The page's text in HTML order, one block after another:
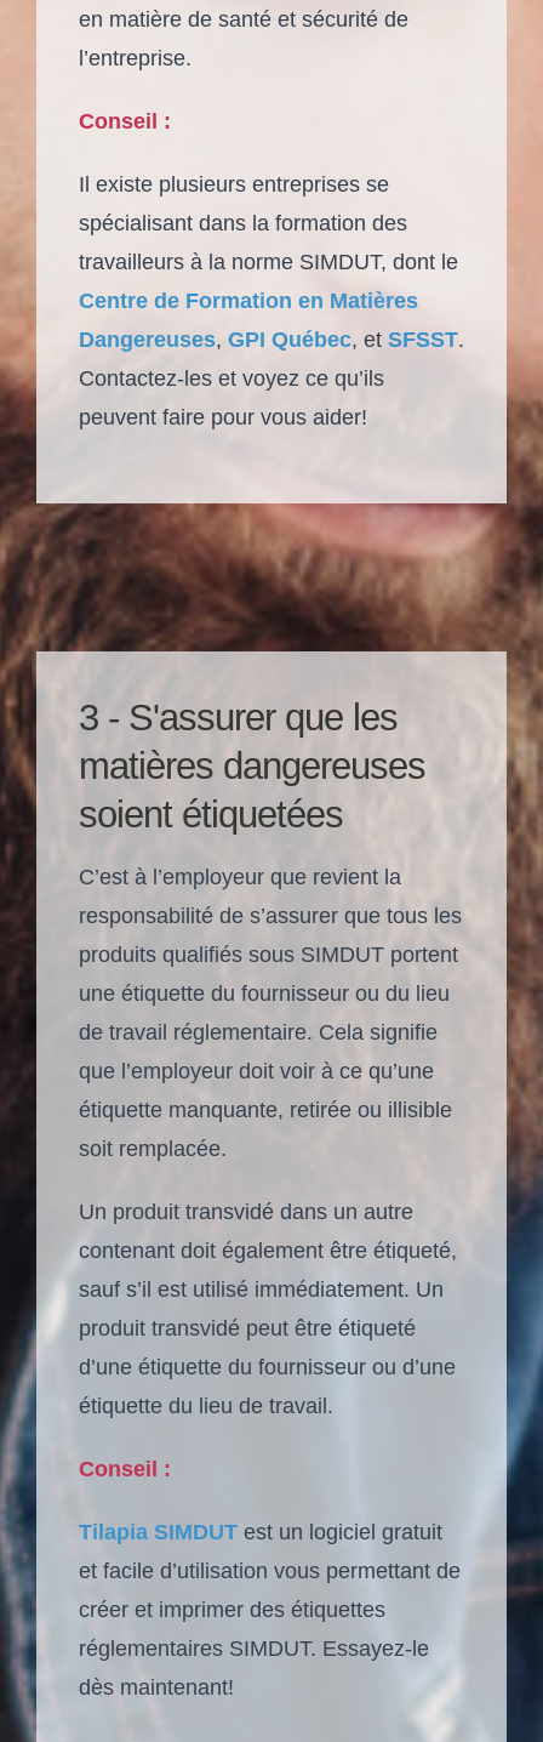
en matière de santé et sécurité de
l’entreprise.
Conseil :
Il existe plusieurs entreprises se
spécialisant dans la formation des
travailleurs à la norme SIMDUT, dont le
Centre de Formation en Matières
Dangereuses, GPI Québec, et SFSST.
Contactez-les et voyez ce qu’ils
peuvent faire pour vous aider!
3 - S'assurer que les
matières dangereuses
soient étiquetées
C’est à l’employeur que revient la
responsabilité de s’assurer que tous les
produits qualifiés sous SIMDUT portent
une étiquette du fournisseur ou du lieu
de travail réglementaire. Cela signifie
que l’employeur doit voir à ce qu’une
étiquette manquante, retirée ou illisible
soit remplacée.
Un produit transvidé dans un autre
contenant doit également être étiqueté,
sauf s’il est utilisé immédiatement. Un
produit transvidé peut être étiqueté
d’une étiquette du fournisseur ou d’une
étiquette du lieu de travail.
Conseil :
Tilapia SIMDUT est un logiciel gratuit
et facile d’utilisation vous permettant de
créer et imprimer des étiquettes
réglementaires SIMDUT. Essayez-le
dès maintenant!